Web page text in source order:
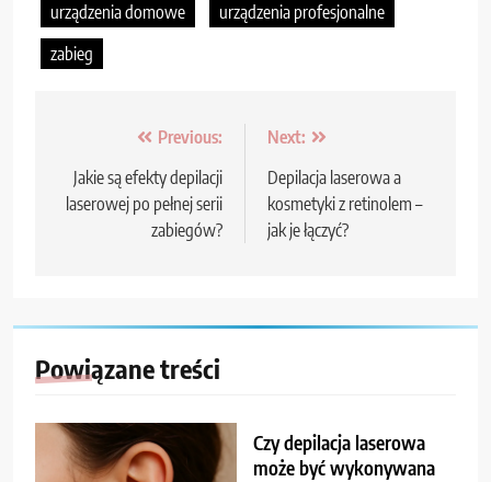
urządzenia domowe
urządzenia profesjonalne
zabieg
Nawigacja
wpisu
Previous:
Jakie są efekty depilacji
laserowej po pełnej serii
zabiegów?
Next:
Depilacja laserowa a
kosmetyki z retinolem –
jak je łączyć?
Powiązane treści
Czy depilacja laserowa
może być wykonywana